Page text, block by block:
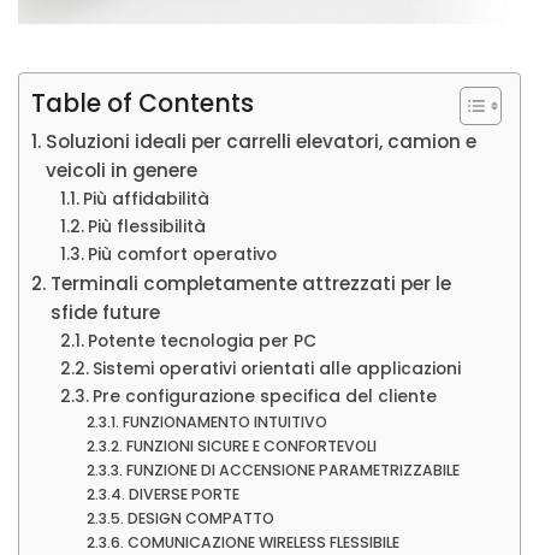
Table of Contents
Soluzioni ideali per carrelli elevatori, camion e
veicoli in genere
Più affidabilità
Più flessibilità
Più comfort operativo
Terminali completamente attrezzati per le
sfide future
Potente tecnologia per PC
Sistemi operativi orientati alle applicazioni
Pre configurazione specifica del cliente
FUNZIONAMENTO INTUITIVO
FUNZIONI SICURE E CONFORTEVOLI
FUNZIONE DI ACCENSIONE PARAMETRIZZABILE
DIVERSE PORTE
DESIGN COMPATTO
COMUNICAZIONE WIRELESS FLESSIBILE